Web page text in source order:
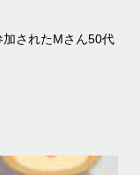
されたMさん50代